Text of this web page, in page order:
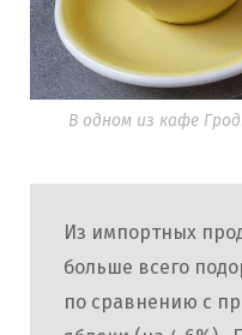
В одном из кафе
Из импортных
больше всего
по сравнению с